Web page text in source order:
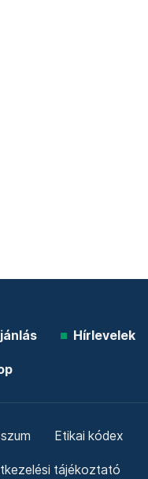
Hírlevelek
Etikai kódex
tájékoztató